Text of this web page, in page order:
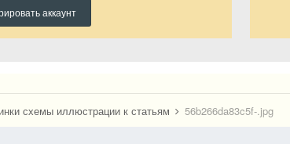
аккаунт
схемы иллюстрации к статьям 56b266da83c5f-.jpg